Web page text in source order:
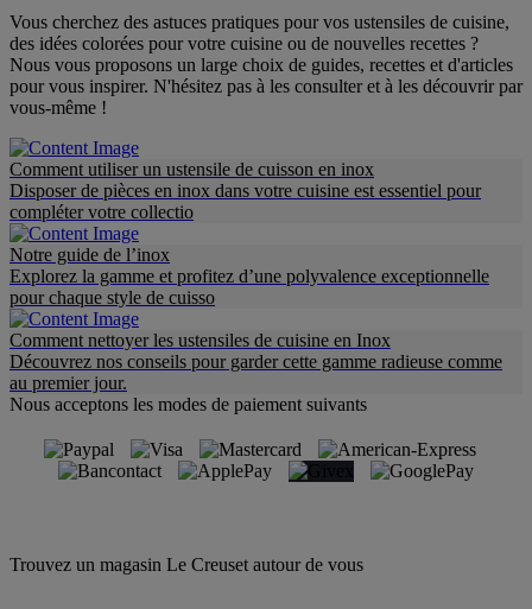
Vous cherchez des astuces pratiques pour vos ustensiles de cuisine,
des idées colorées pour votre cuisine ou de nouvelles recettes ?
Nous vous proposons un large choix de guides, recettes et d'articles
pour vous inspirer. N'hésitez pas à les consulter et à les découvrir par
vous-même !
Comment utiliser un ustensile de cuisson en inox
Disposer de pièces en inox dans votre cuisine est essentiel pour
compléter votre collectio
Notre guide de l’inox
Explorez la gamme et profitez d’une polyvalence exceptionnelle
pour chaque style de cuisso
Comment nettoyer les ustensiles de cuisine en Inox
Découvrez nos conseils pour garder cette gamme radieuse comme
au premier jour.
Nous acceptons les modes de paiement suivants
Trouvez un magasin Le Creuset autour de vous